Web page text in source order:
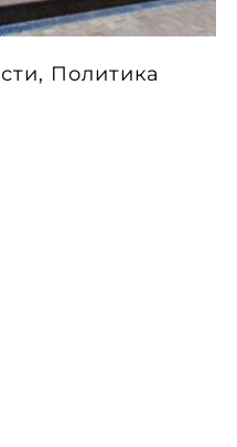
, Политика